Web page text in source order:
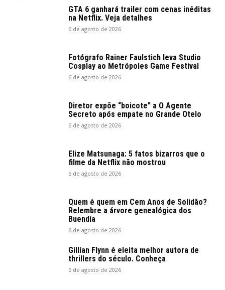
GTA 6 ganhará trailer com cenas inéditas
na Netflix. Veja detalhes
6 de agosto de 2026
Fotógrafo Rainer Faulstich leva Studio
Cosplay ao Metrópoles Game Festival
6 de agosto de 2026
Diretor expõe “boicote” a O Agente
Secreto após empate no Grande Otelo
6 de agosto de 2026
Elize Matsunaga: 5 fatos bizarros que o
filme da Netflix não mostrou
6 de agosto de 2026
Quem é quem em Cem Anos de Solidão?
Relembre a árvore genealógica dos
Buendía
6 de agosto de 2026
Gillian Flynn é eleita melhor autora de
thrillers do século. Conheça
6 de agosto de 2026